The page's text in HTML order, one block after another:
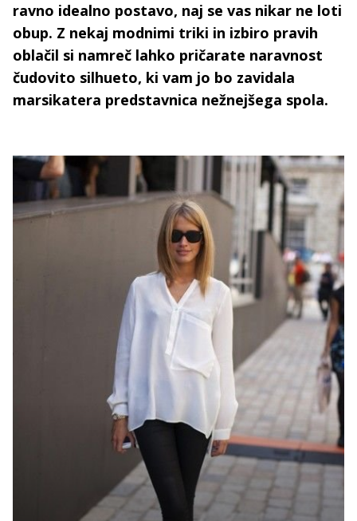
ravno idealno postavo, naj se vas nikar ne loti
obup. Z nekaj modnimi triki in izbiro pravih
oblačil si namreč lahko pričarate naravnost
čudovito silhueto, ki vam jo bo zavidala
marsikatera predstavnica nežnejšega spola.